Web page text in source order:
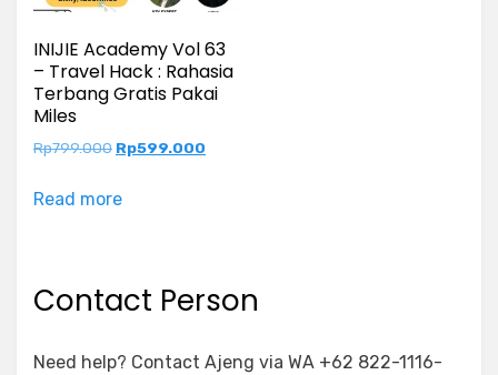
INIJIE Academy Vol 63
– Travel Hack : Rahasia
Terbang Gratis Pakai
Miles
Rp799.000 Original
was:
Rp599.000
Read more
Contact Person
Need help? Contact Ajeng via WA +62 822-1116-